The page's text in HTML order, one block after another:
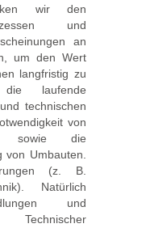
wir den
und
an
um den Wert
langfristig zu
laufende
technischen
von
sowie die
von Umbauten.
(z. B.
Natürlich
und